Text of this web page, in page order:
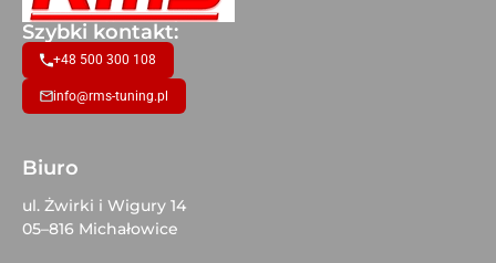
Szybki kontakt:
+48 500 300 108
info@rms-tuning.pl
Biuro
ul. Żwirki i Wigury 14
05–816 Michałowice